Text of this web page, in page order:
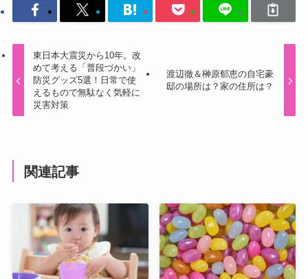
東日本大震災から10年。改
めて考える「普段づかい」
防災グッズ5選！日常で使
えるもので無駄なく気軽に
災害対策
渡辺徹＆榊原郁恵の自宅豪
邸の場所は？家の住所は？
関連記事